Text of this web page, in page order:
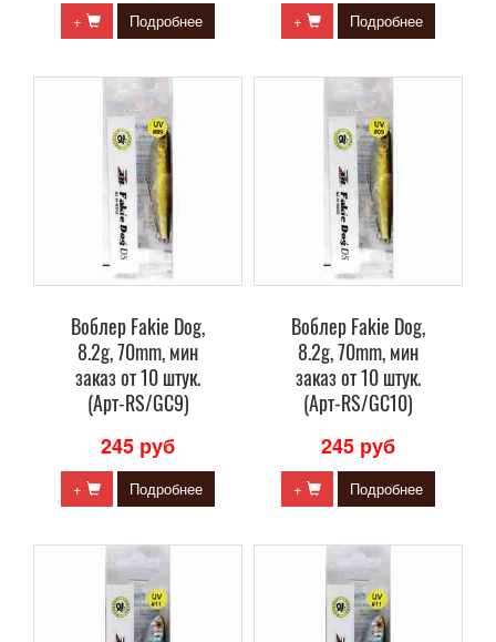
+ Подробнее + Подробнее
Воблер Fakie Dog,
8.2g, 70mm, мин
заказ от 10 штук.
(Арт-RS/GC9)
245 руб
+ Подробнее
Воблер Fakie Dog,
8.2g, 70mm, мин
заказ от 10 штук.
(Арт-RS/GC10)
245 руб
+ Подробнее